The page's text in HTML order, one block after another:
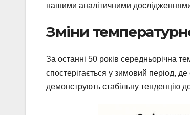
нашими аналітичними
Зміни
За останні 50 років середньорічна
спостерігається у зимовий період,
демонструють стабільну тенденцію